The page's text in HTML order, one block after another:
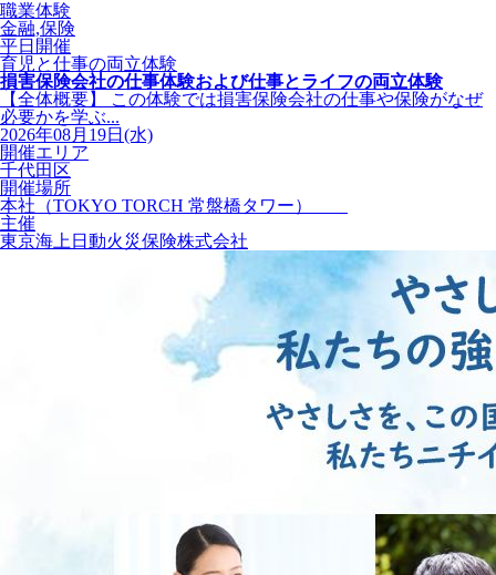
職業体験
金融,保険
平日開催
育児と仕事の両立体験
損害保険会社の仕事体験および仕事とライフの両立体験
【全体概要】 この体験では損害保険会社の仕事や保険がなぜ
必要かを学ぶ...
2026年08月19日(水)
開催エリア
千代田区
開催場所
本社（TOKYO TORCH 常盤橋タワー）
主催
東京海上日動火災保険株式会社